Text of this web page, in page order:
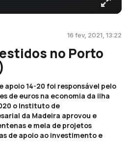
16 fev, 2021, 13:22
no Porto
apoio 14-20 foi responsável pelo
de euros na economia da ilha
o Instituto de
da Madeira aprovou e
e meia de projetos
de apoio ao investimento e